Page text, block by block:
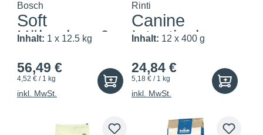
Bosch
Soft
Hühnchen &
Inhalt: 1 x 12.5 kg
56,49 €
4,52 € / 1 kg
inkl. MwSt.
Rinti
Canine
Intestinal
Inhalt: 12 x 400 g
24,84 €
5,18 € / 1 kg
inkl. MwSt.